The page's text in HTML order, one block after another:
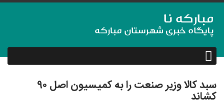
سبد کالا وزیر صنعت را به کمیسیون اصل ۹۰
کشاند